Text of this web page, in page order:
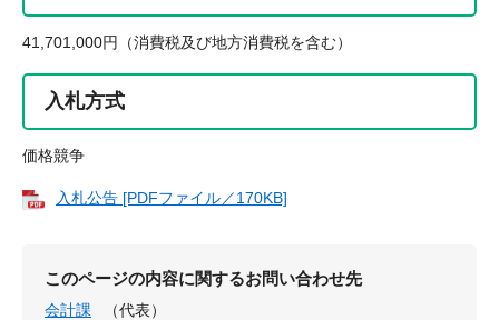
41,701,000円（消費税及び地方消費税を含む）
入札方式
価格競争
入札公告 [PDFファイル／170KB]
このページの内容に関するお問い合わせ先
会計課
（代表）